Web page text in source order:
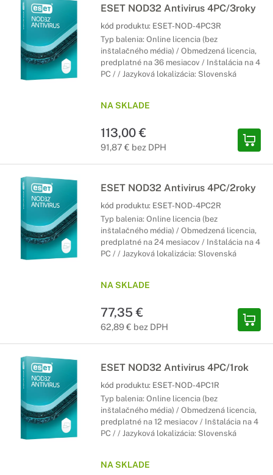
ESET NOD32 Antivirus 4PC/3roky
kód produktu: ESET-NOD-4PC3R
Typ balenia: Online licencia (bez
inštalačného média) / Obmedzená licencia,
predplatné na 36 mesiacov / Inštalácia na 4
PC / / Jazyková lokalizácia: Slovenská
NA SKLADE
113,00 €
91,87 € bez DPH
ESET NOD32 Antivirus 4PC/2roky
kód produktu: ESET-NOD-4PC2R
Typ balenia: Online licencia (bez
inštalačného média) / Obmedzená licencia,
predplatné na 24 mesiacov / Inštalácia na 4
PC / / Jazyková lokalizácia: Slovenská
NA SKLADE
77,35 €
62,89 € bez DPH
ESET NOD32 Antivirus 4PC/1rok
kód produktu: ESET-NOD-4PC1R
Typ balenia: Online licencia (bez
inštalačného média) / Obmedzená licencia,
predplatné na 12 mesiacov / Inštalácia na 4
PC / / Jazyková lokalizácia: Slovenská
NA SKLADE